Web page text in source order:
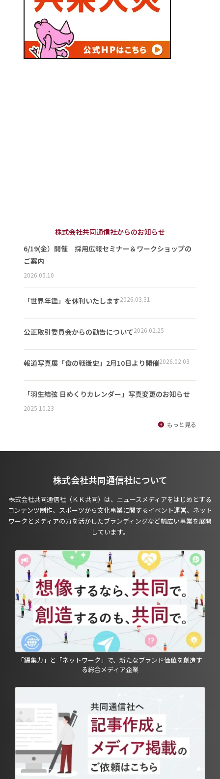
株式会社共同通信社からのお知らせ
6/19(金）開催 採用広報セミナー＆ワークショップの
ご案内
2026.05.10
「世界年鑑」を休刊いたします2026.03.31
公正取引委員会からの勧告について2026.02.25
報道写真展「食の戦後史」2月10日より開催2026.02.03
「羽生結弦 日めくりカレンダー」写真変更のお知らせ
2025.10.23
もっと見る
株式会社共同通信社について
株式会社共同通信社（ＫＫ共同）は、ニュースメディアをはじめとする
コンテンツ制作、スポーツから文化事業に関するイベント運営、ネット
ワークとメディアの力を活かしたブランディングなど幅広い事業を展開
しています。
「編集力」と「ネットワーク」で、新たなブランド価値を創造す
る総合メディア企業